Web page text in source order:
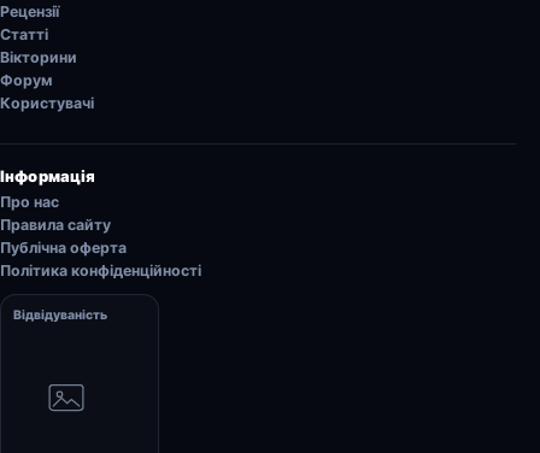
Рецензії
Статті
Вікторини
Форум
Користувачі
Інформація
Про нас
Правила сайту
Публічна оферта
Політика конфіденційності
Відвідуваність